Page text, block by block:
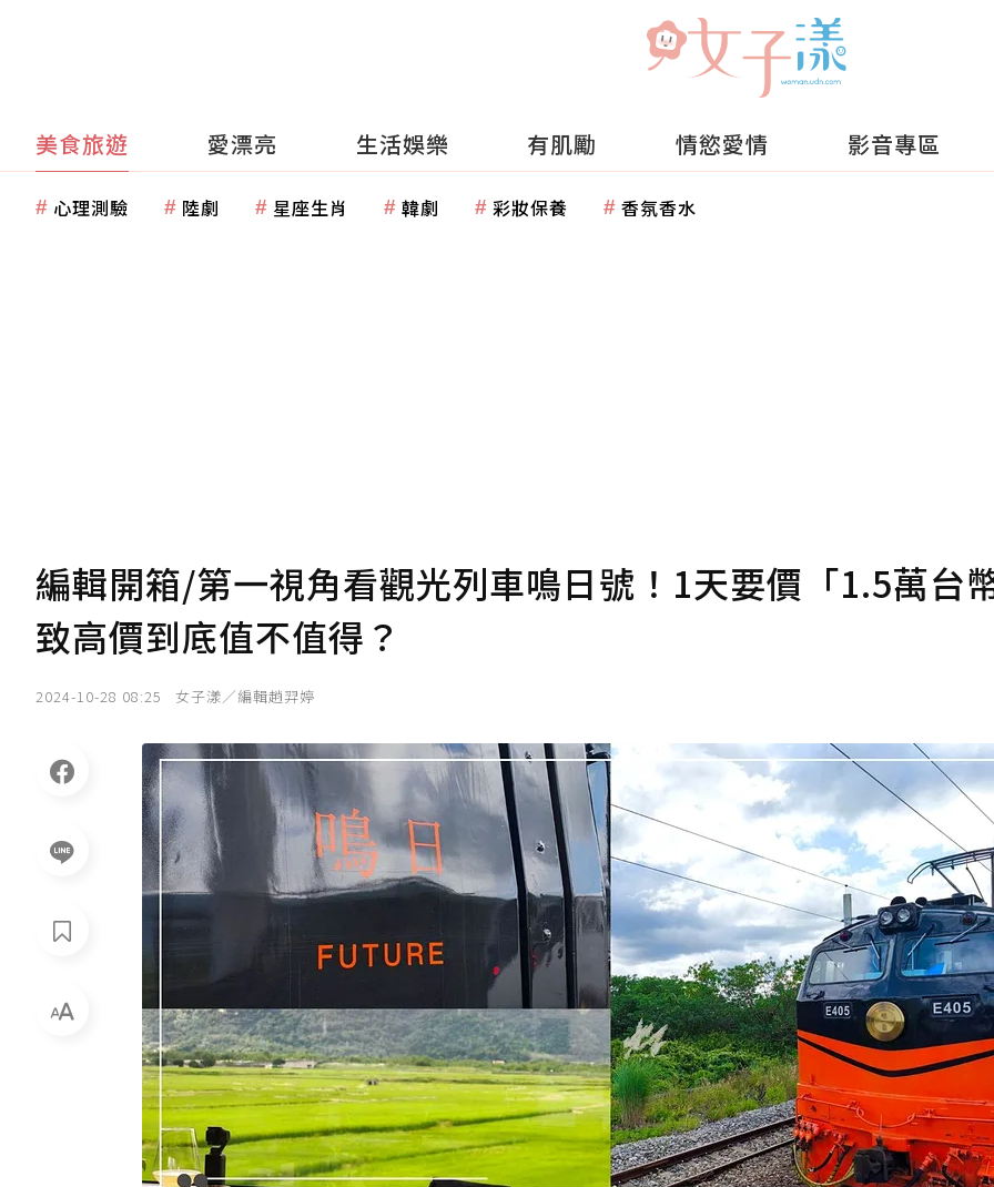
美食旅遊 愛漂亮 生活娛樂 有肌勵 情慾愛情 影音專區
心理測驗 陸劇 星座生肖 韓劇 彩妝保養 香氛香水
編輯開箱/第一視角看觀光列車鳴日號！1天要價「1.5萬台
致高價到底值不值得？
2024-10-28 08:25 女子漾／編輯趙羿婷